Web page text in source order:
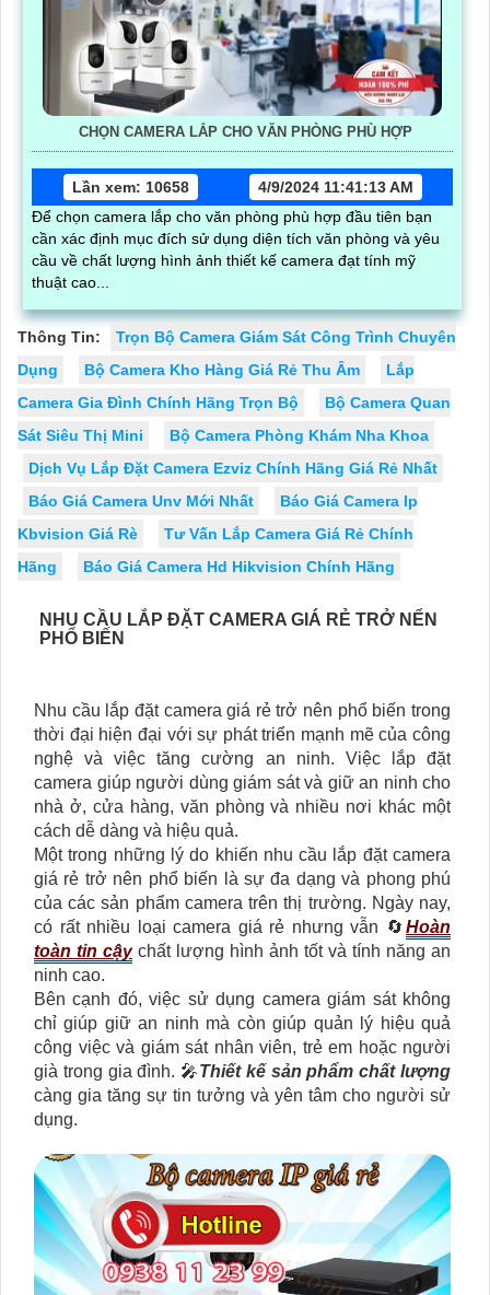
CHỌN CAMERA LẮP CHO VĂN PHÒNG PHÙ HỢP
Lần xem: 10658
4/9/2024 11:41:13 AM
Để chọn camera lắp cho văn phòng phù hợp đầu tiên bạn
cần xác định mục đích sử dụng diện tích văn phòng và yêu
cầu về chất lượng hình ảnh thiết kế camera đạt tính mỹ
thuật cao...
Thông Tin:
Trọn Bộ Camera Giám Sát Công Trình Chuyên
Dụng
Bộ Camera Kho Hàng Giá Rẻ Thu Âm
Lắp
Camera Gia Đình Chính Hãng Trọn Bộ
Bộ Camera Quan
Sát Siêu Thị Mini
Bộ Camera Phòng Khám Nha Khoa
Dịch Vụ Lắp Đặt Camera Ezviz Chính Hãng Giá Rẻ Nhất
Báo Giá Camera Unv Mới Nhất
Báo Giá Camera Ip
Kbvision Giá Rè
Tư Vấn Lắp Camera Giá Rẻ Chính
Hãng
Báo Giá Camera Hd Hikvision Chính Hãng
NHU CẦU LẮP ĐẶT CAMERA GIÁ RẺ TRỞ NỂN
PHỔ BIẾN
Nhu cầu lắp đặt camera giá rẻ trở nên phổ biến trong
thời đại hiện đại với sự phát triển mạnh mẽ của công
nghệ và việc tăng cường an ninh. Việc lắp đặt
camera giúp người dùng giám sát và giữ an ninh cho
nhà ở, cửa hàng, văn phòng và nhiều nơi khác một
cách dễ dàng và hiệu quả.
Một trong những lý do khiến nhu cầu lắp đặt camera
giá rẻ trở nên phổ biến là sự đa dạng và phong phú
của các sản phẩm camera trên thị trường. Ngày nay,
có rất nhiều loại camera giá rẻ nhưng vẫn 🔄 Hoàn
toàn tin cậychất lượng hình ảnh tốt và tính năng an
ninh cao.
Bên cạnh đó, việc sử dụng camera giám sát không
chỉ giúp giữ an ninh mà còn giúp quản lý hiệu quả
công việc và giám sát nhân viên, trẻ em hoặc người
già trong gia đình. 🎤Thiết kế sản phẩm chất lượng
càng gia tăng sự tin tưởng và yên tâm cho người sử
dụng.